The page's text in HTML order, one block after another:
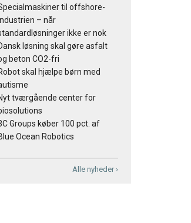
til offshore-
– når
ikke er nok
løsning skal gøre asfalt
beton CO2-fri
skal hjælpe børn med
tværgående center for
Groups køber 100 pct. af
Ocean Robotics
Alle nyheder ›